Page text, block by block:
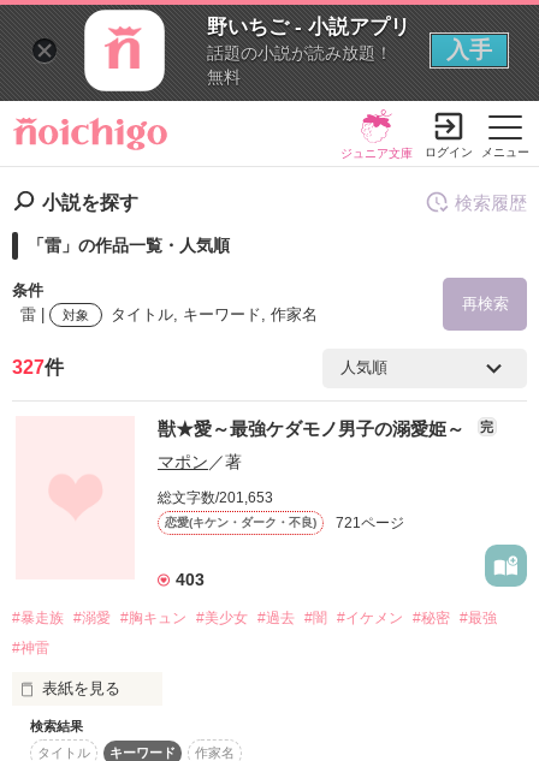
野いちご - 小説アプリ
話題の小説が読み放題！
無料
入手
メニュー
ジュニア文庫 ログイン
小説を探す
「雷」の作品一覧・人気順
条件
雷 |
対象 タイトル, キーワード, 作家名
再検索
検索ワード
を含む
ジャンル
検索履歴
327件
獣★愛～最強ケダモノ男子の溺愛姫～ 完
マポン ／著
総文字数/201,653
恋愛(キケン・ダーク・不良) 721ページ
403
#暴走族 #溺愛 #胸キュン #美少女 #過去 #闇 #イケメン #秘密 #最強
#神雷
表紙を見る
検索結果
タイトル
キーワード 作家名